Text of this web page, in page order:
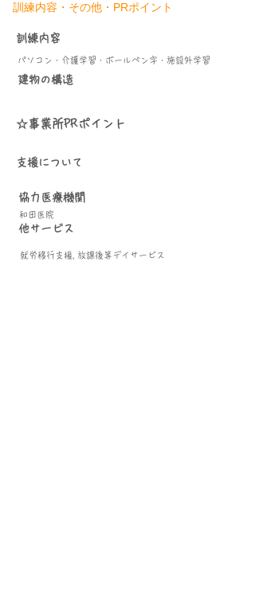
訓練内容・その他・PRポイント
​訓練内容
パソコン・介護学習・ボールペン字・施設外学習
​建物の構造
☆事業所PRポイント
支援について
​協力医療機関
和田医院
他サービス
就労移行支援, 放課後等デイサービス